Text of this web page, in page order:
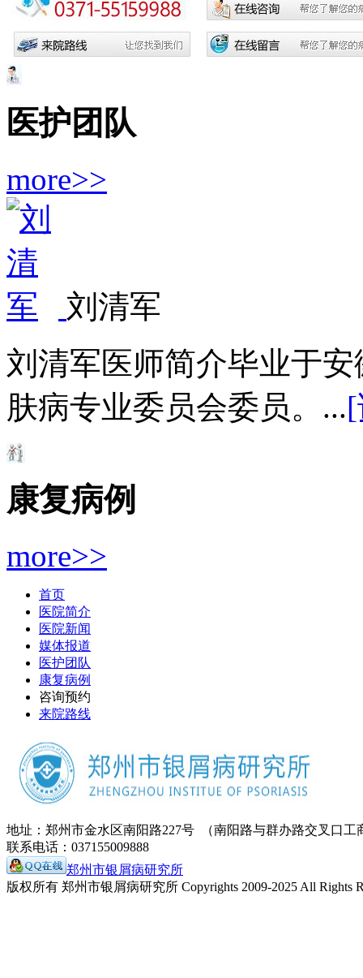
医护团队
more>>
刘清军
刘清军医师简介毕业于
肤病专业委员会委员。...
康复病例
more>>
首页
医院简介
医院新闻
媒体报道
医护团队
康复病例
咨询预约
来院路线
地址：郑州市金水区南阳路227号 （南阳路与群办路交叉口工
联系电话：037155009888
郑州市银屑病研究所
版权所有 郑州市银屑病研究所 Copyrights 2009-2025 All Rights